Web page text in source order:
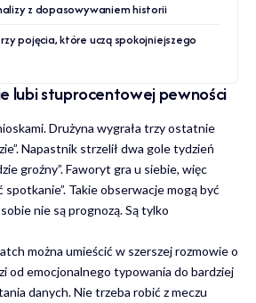
z dopasowywaniem historii
pojęcia, które uczą spokojniejszego
lubi stuprocentowej pewności
Drużyna wygrała trzy ostatnie
Napastnik strzelił dwa gole tydzień
groźny”. Faworyt gra u siebie, więc
Takie obserwacje mogą być
nie są prognozą. Są tylko
można umieścić w szerszej rozmowie o
od emocjonalnego typowania do bardziej
danych. Nie trzeba robić z meczu